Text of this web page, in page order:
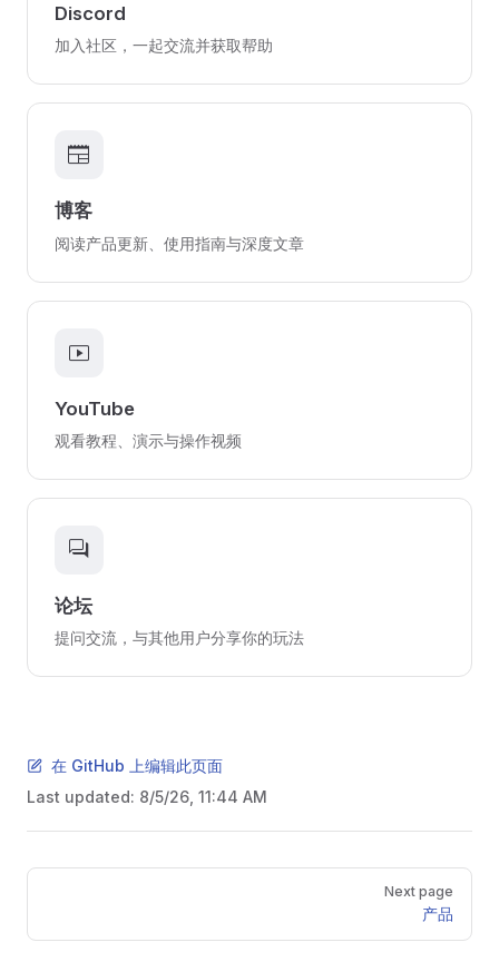
Discord
加入社区，一起交流并获取帮助
newspaper
博客
阅读产品更新、使用指南与深度文章
smart_display
YouTube
观看教程、演示与操作视频
forum
论坛
提问交流，与其他用户分享你的玩法
在 GitHub 上编辑此页面
Last updated: 8/5/26, 11:44 AM
Pager
Next page
产品